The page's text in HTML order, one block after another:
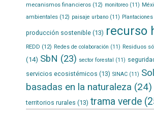
mecanismos financieros(12) monitoreo(11)
ambientales(12) paisaje urbano(11)
producción sostenible(13) recurso
REDD (12) Redes de colaboración (11) Residuos
(14) SbN (23) sector forestal (11)
servicios ecosistémicos (13) SINAC(11)
basadas en la naturaleza (24)
territorios rurales (13) trama verde